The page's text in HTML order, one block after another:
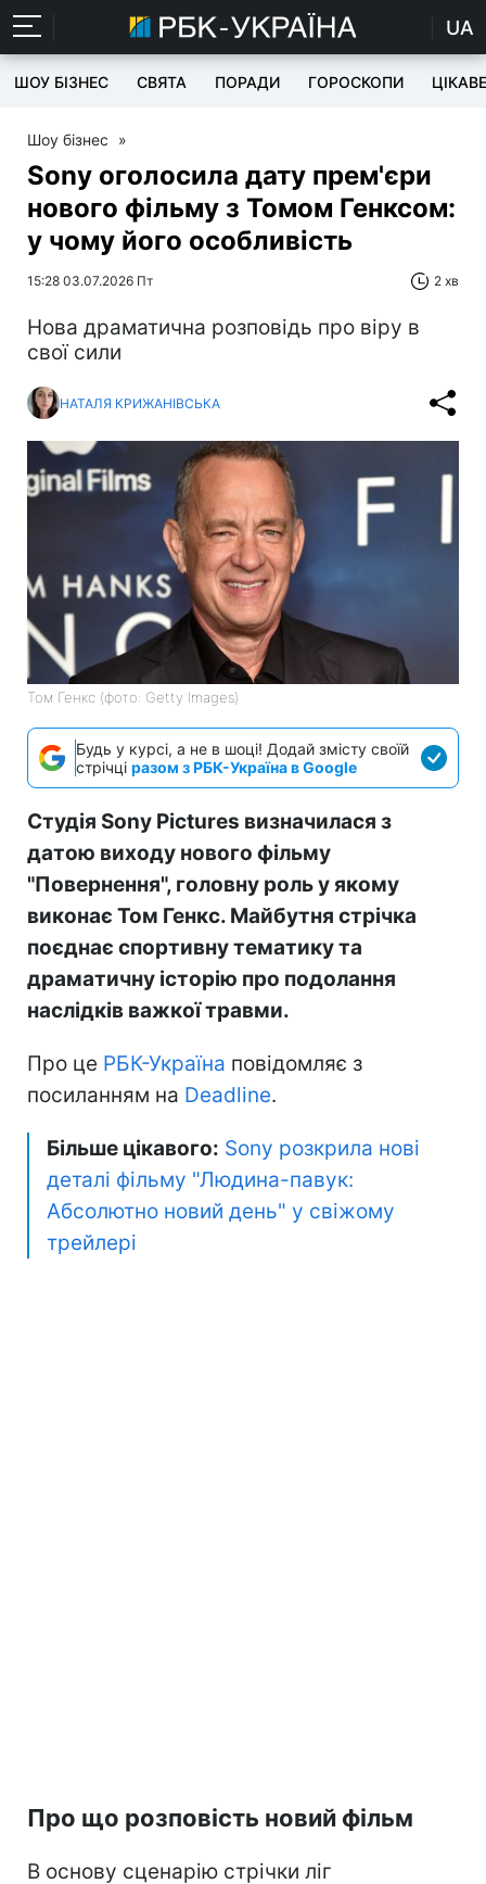
UA
ШОУ БІЗНЕС СВЯТА ПОРАДИ ГОРОСКОПИ ЦІКАВЕ
Шоу бізнес »
Sony оголосила дату прем'єри
нового фільму з Томом Генксом:
у чому його особливість
15:28 03.07.2026 Пт 2 хв
Нова драматична розповідь про віру в
свої сили
НАТАЛЯ КРИЖАНІВСЬКА
Том Генкс (фото: Getty Images)
Будь у курсі, а не в шоці! Додай змісту своїй
стрічці разом з РБК-Україна в Google
Студія Sony Pictures визначилася з
датою виходу нового фільму
"Повернення", головну роль у якому
виконає Том Генкс. Майбутня стрічка
поєднає спортивну тематику та
драматичну історію про подолання
наслідків важкої травми.
Про це РБК-Україна повідомляє з
посиланням на Deadline.
Більше цікавого: Sony розкрила нові
деталі фільму "Людина-павук:
Абсолютно новий день" у свіжому
трейлері
Про що розповість новий фільм
В основу сценарію стрічки ліг